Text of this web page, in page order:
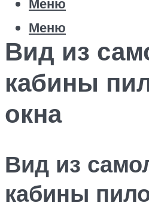
Меню
Меню
Вид из
кабины
окна
Вид из
кабины